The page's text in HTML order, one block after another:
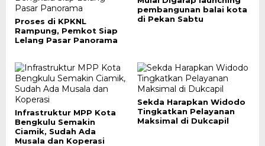
Proses di KPKNL
Rampung, Pemkot Siap
Lelang Pasar Panorama
pembangunan balai kota
di Pekan Sabtu
Infrastruktur MPP Kota
Bengkulu Semakin
Ciamik, Sudah Ada
Musala dan Koperasi
Sekda Harapkan Widodo
Tingkatkan Pelayanan
Maksimal di Dukcapil